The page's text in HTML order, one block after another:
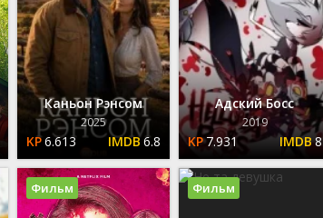
Каньон Рэнсом
2025
6.613 6.8
Адский Босс
2019
7.931 8
Фильм Фильм